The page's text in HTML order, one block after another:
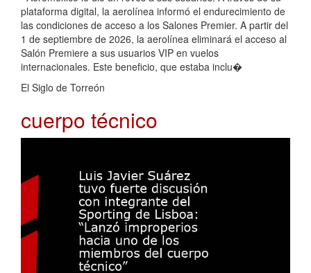
plataforma digital, la aerolínea informó el endurecimiento de
las condiciones de acceso a los Salones Premier. A partir del
1 de septiembre de 2026, la aerolínea eliminará el acceso al
Salón Premiere a sus usuarios VIP en vuelos
internacionales. Este beneficio, que estaba inclu�
El Siglo de Torreón
cuerpo técnico